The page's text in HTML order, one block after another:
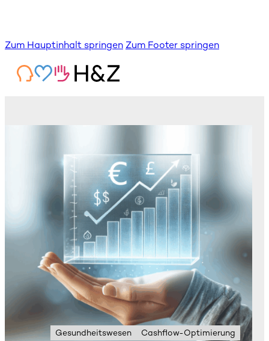
Zum Hauptinhalt springen Zum Footer springen
Gesundheitswesen Cashflow-Optimierung